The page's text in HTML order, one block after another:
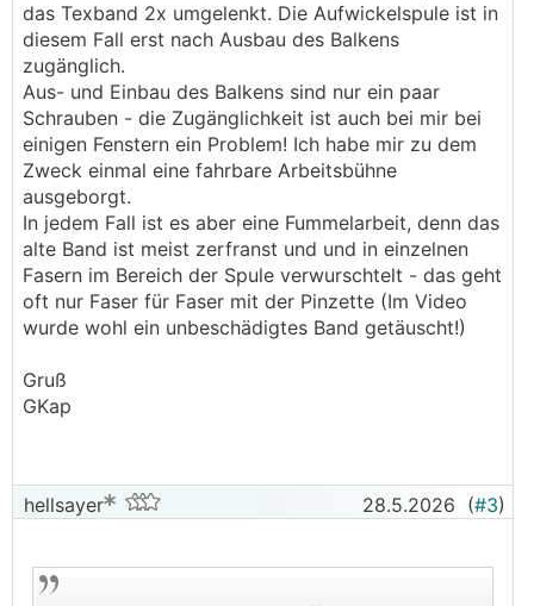
das Texband 2x umgelenkt. Die Aufwickelspule ist in
diesem Fall erst nach Ausbau des Balkens
zugänglich.
Aus- und Einbau des Balkens sind nur ein paar
Schrauben - die Zugänglichkeit ist auch bei mir bei
einigen Fenstern ein Problem! Ich habe mir zu dem
Zweck einmal eine fahrbare Arbeitsbühne
ausgeborgt.
In jedem Fall ist es aber eine Fummelarbeit, denn das
alte Band ist meist zerfranst und und in einzelnen
Fasern im Bereich der Spule verwurschtelt - das geht
oft nur Faser für Faser mit der Pinzette (Im Video
wurde wohl ein unbeschädigtes Band getäuscht!)
Gruß
GKap
hellsayer 28.5.2026 (#3)